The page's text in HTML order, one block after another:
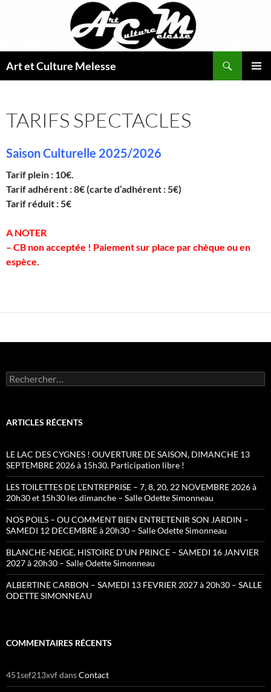
Art et Culture Melesse
TARIFS SPECTACLES
Saison Culturelle 2025/2026
Tarif plein : 10€.
Tarif adhérent : 8€ (carte d’adhérent : 5€)
Tarif réduit : 5€
A NOTER
– CB non acceptée ! Paiement sur place par chèque ou en
espèce.
Rechercher :
ARTICLES RÉCENTS
LE LAC DES CYGNES ! OUVERTURE DE SAISON, DIMANCHE 13
SEPTEMBRE 2026 à 15h30. Participation libre !
LES TOILETTES DE L’ENTREPRISE – 7, 8, 20, 22 NOVEMBRE 2026 à
20h30 et 15h30 les dimanche – Salle Odette Simonneau
NOS POILS – OU COMMENT BIEN ENTRETENIR SON JARDIN –
SAMEDI 12 DECEMBRE à 20h30 – Salle Odette Simonneau
BLANCHE-NEIGE, HISTOIRE D’UN PRINCE – SAMEDI 16 JANVIER
2027 à 20h30 – Salle Odette Simonneau
ALBERTINE CARBON – SAMEDI 13 FEVRIER 2027 à 20h30 – SALLE
ODETTE SIMONNEAU
COMMENTAIRES RÉCENTS
451sef213xvfdansContact